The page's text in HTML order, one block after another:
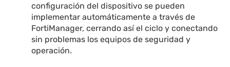
configuración del dispositivo se pueden
implementar automáticamente a través de
FortiManager, cerrando así el ciclo y conectando
sin problemas los equipos de seguridad y
operación.